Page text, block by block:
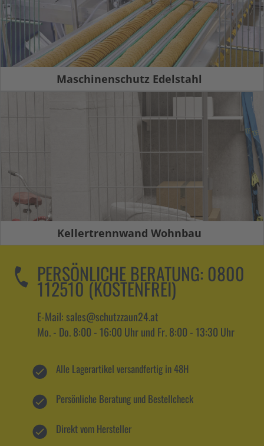
Maschinenschutz Edelstahl
Kellertrennwand Wohnbau
PERSÖNLICHE BERATUNG: 0800
112510 (KOSTENFREI)
E-Mail: sales@schutzzaun24.at
Mo. - Do. 8:00 - 16:00 Uhr und Fr. 8:00 - 13:30 Uhr
Alle Lagerartikel versandfertig in 48H
Persönliche Beratung und Bestellcheck
Direkt vom Hersteller